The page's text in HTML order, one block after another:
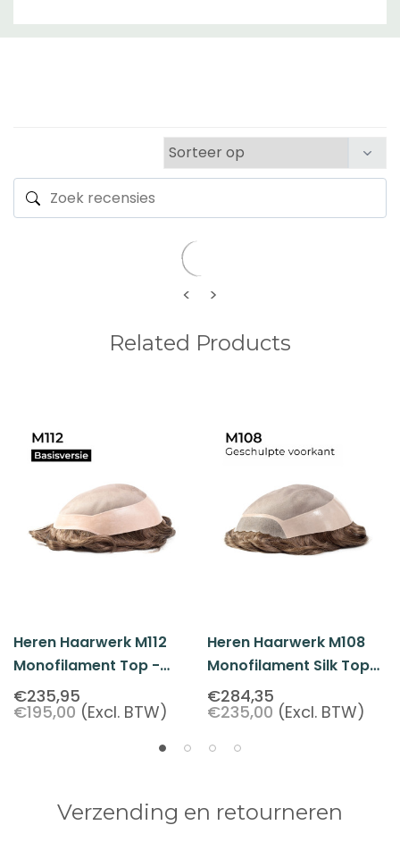
< >
Related Products
Heren Haarwerk M112
Monofilament Top -
Basisversie
€235,95
€195,00 (Excl. BTW)
Heren Haarwerk M108
Monofilament Silk Top
Van Echt Haar
€284,35
€235,00 (Excl. BTW)
Verzending en retourneren